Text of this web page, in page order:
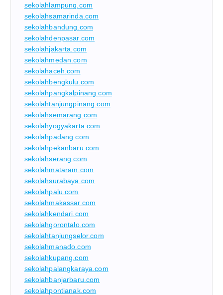
sekolahlampung.com
sekolahsamarinda.com
sekolahbandung.com
sekolahdenpasar.com
sekolahjakarta.com
sekolahmedan.com
sekolahaceh.com
sekolahbengkulu.com
sekolahpangkalpinang.com
sekolahtanjungpinang.com
sekolahsemarang.com
sekolahyogyakarta.com
sekolahpadang.com
sekolahpekanbaru.com
sekolahserang.com
sekolahmataram.com
sekolahsurabaya.com
sekolahpalu.com
sekolahmakassar.com
sekolahkendari.com
sekolahgorontalo.com
sekolahtanjungselor.com
sekolahmanado.com
sekolahkupang.com
sekolahpalangkaraya.com
sekolahbanjarbaru.com
sekolahpontianak.com